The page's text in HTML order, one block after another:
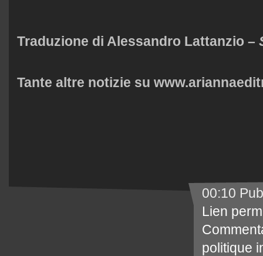
Traduzione di Alessandro Lattanzio –
Tante altre notizie su
00:10
Lien
politique